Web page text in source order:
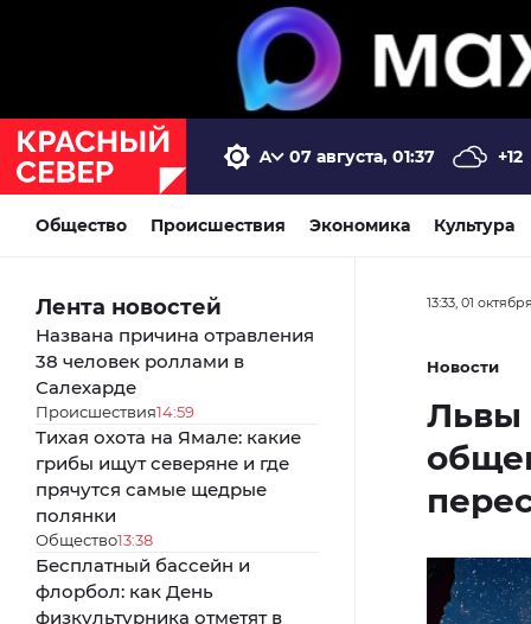
07 августа, 01:37 +12
Общество Происшествия Экономика Культура
Лента новостей
Названа причина отравления
38 человек роллами в
Салехарде
Происшествия14:59
Тихая охота на Ямале: какие
грибы ищут северяне и где
прячутся самые щедрые
полянки
Общество13:38
Бесплатный бассейн и
флорбол: как День
физкультурника отметят в
13:33, 01
Новости
Львы